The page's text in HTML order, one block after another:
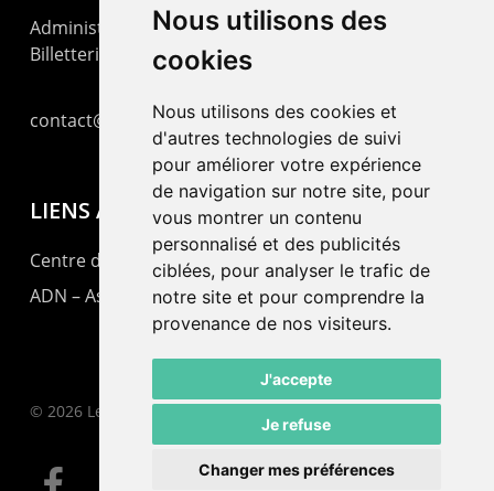
Nous utilisons des
cookies
Nous utilisons des cookies et
d'autres technologies de suivi
pour améliorer votre expérience
de navigation sur notre site, pour
vous montrer un contenu
personnalisé et des publicités
ciblées, pour analyser le trafic de
notre site et pour comprendre la
provenance de nos visiteurs.
J'accepte
Je refuse
Changer mes préférences
Administration : +41 32 725 03 03
Billetterie : +41 32 725 05 05
contact@lepommier.ch
LIENS AMIS
Centre de culture ABC
ADN – Association Danse Neuchâtel
© 2026 Le Pommier.
facebook email